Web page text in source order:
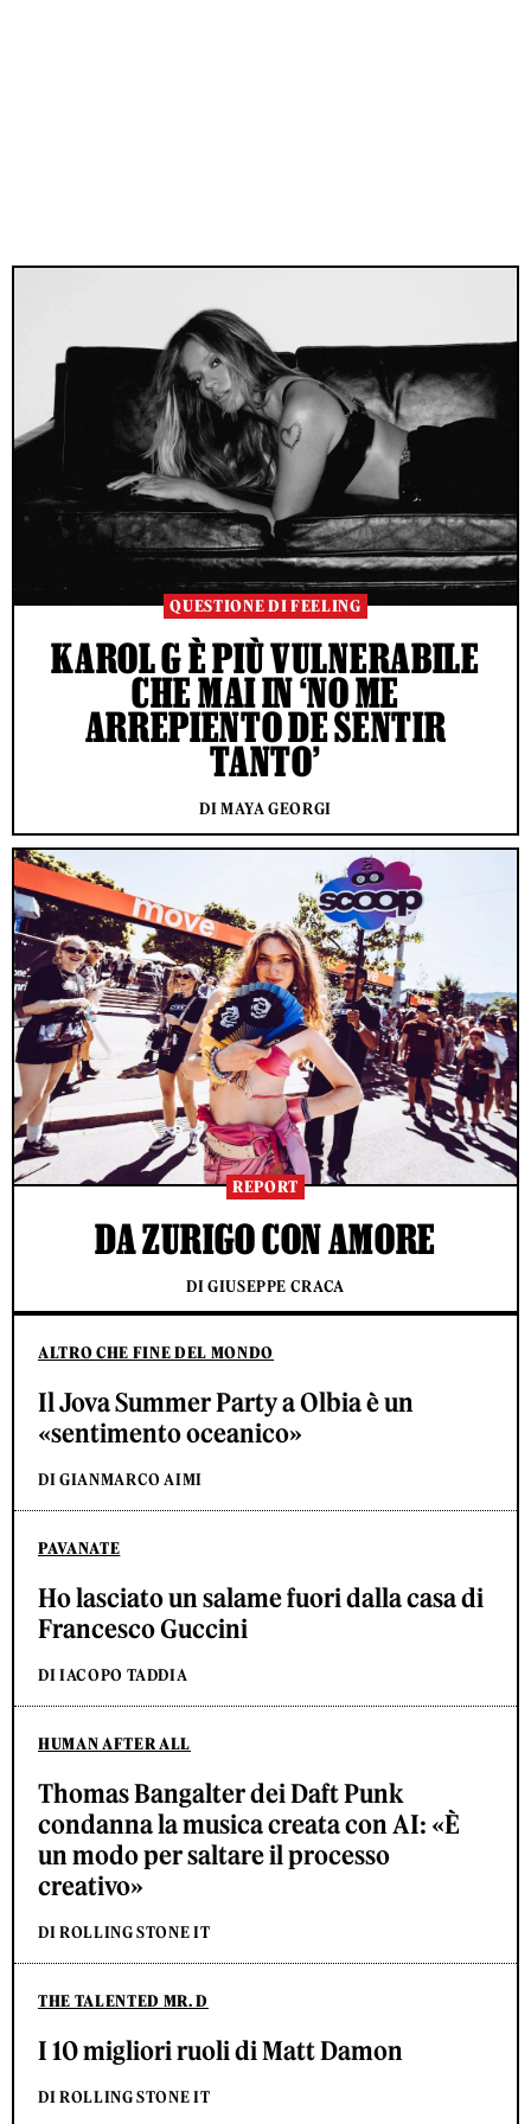
ALTRO CHE FINE DEL MONDO
Il Jova Summer Party a Olbia è un
«sentimento oceanico»
DI GIANMARCO AIMI
PAVANATE
Ho lasciato un salame fuori dalla casa di
Francesco Guccini
DI IACOPO TADDIA
HUMAN AFTER ALL
Thomas Bangalter dei Daft Punk
condanna la musica creata con AI: «È
un modo per saltare il processo
creativo»
DI ROLLING STONE IT
THE TALENTED MR. D
I 10 migliori ruoli di Matt Damon
DI ROLLING STONE IT
QUESTIONE DI FEELING
KAROL G È PIÙ VULNERABILE
CHE MAI IN ‘NO ME
ARREPIENTO DE SENTIR
TANTO’
DI MAYA GEORGI
REPORT
DA ZURIGO CON AMORE
DI GIUSEPPE CRACA